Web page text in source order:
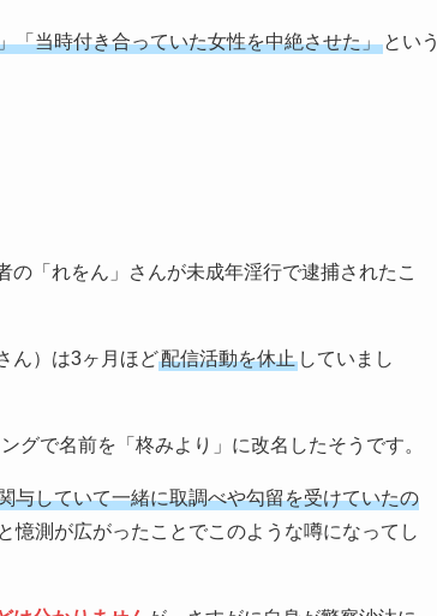
「当時付き合っていた女性を中絶させた」 という
「れをん」さんが未成年淫行で逮捕されたこ
ん）は3ヶ月ほど配信活動を休止 していまし
グで名前を「柊みより」に改名したそうです。
与していて一緒に取調べや勾留を受けていたの
と憶測が広がったことでこのような噂になってし